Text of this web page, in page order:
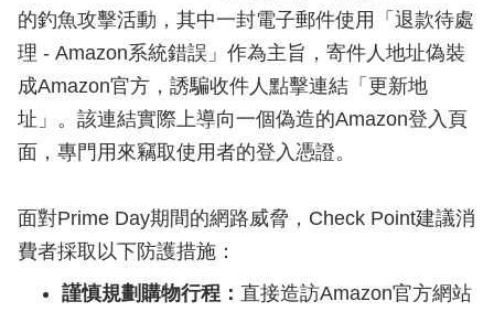
的釣魚攻擊活動，其中一封電子郵件使用「退款待處
理 - Amazon系統錯誤」作為主旨，寄件人地址偽裝
成Amazon官方，誘騙收件人點擊連結「更新地
址」。該連結實際上導向一個偽造的Amazon登入頁
面，專門用來竊取使用者的登入憑證。
面對Prime Day期間的網路威脅，Check Point建議消
費者採取以下防護措施：
謹慎規劃購物行程： 直接造訪Amazon官方網站